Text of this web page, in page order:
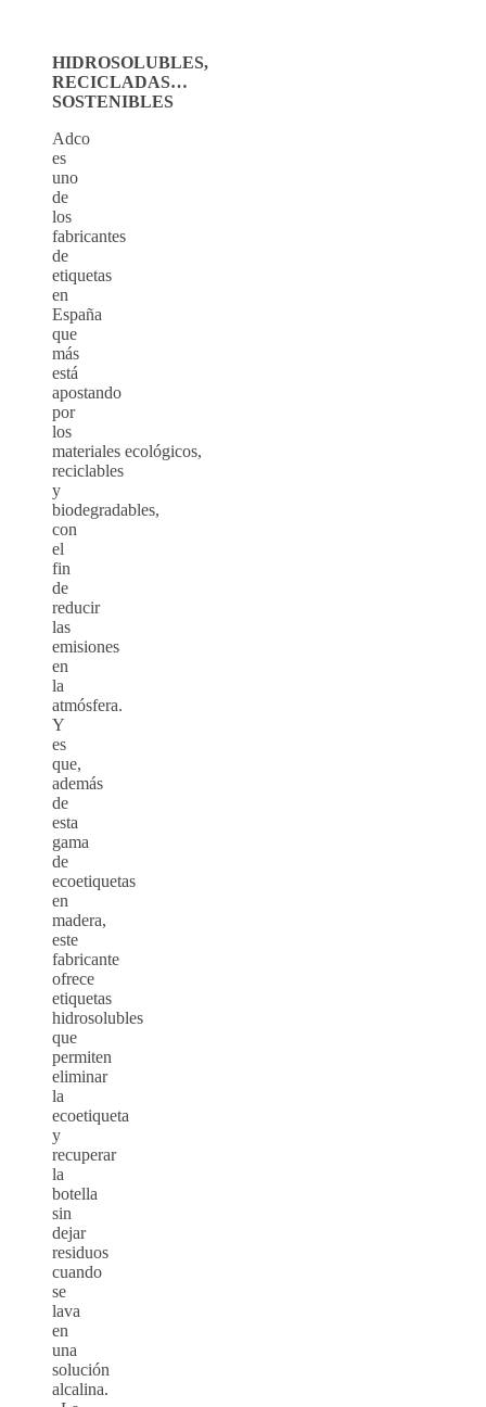
HIDROSOLUBLES,
RECICLADAS…
SOSTENIBLES
Adco
es
uno
de
los
fabricantes
de
etiquetas
en
España
que
más
está
apostando
por
los
materiales ecológicos,
reciclables
y
biodegradables,
con
el
fin
de
reducir
las
emisiones
en
la
atmósfera.
Y
es
que,
además
de
esta
gama
de
ecoetiquetas
en
madera,
este
fabricante
ofrece
etiquetas
hidrosolubles
que
permiten
eliminar
la
ecoetiqueta
y
recuperar
la
botella
sin
dejar
residuos
cuando
se
lava
en
una
solución
alcalina.